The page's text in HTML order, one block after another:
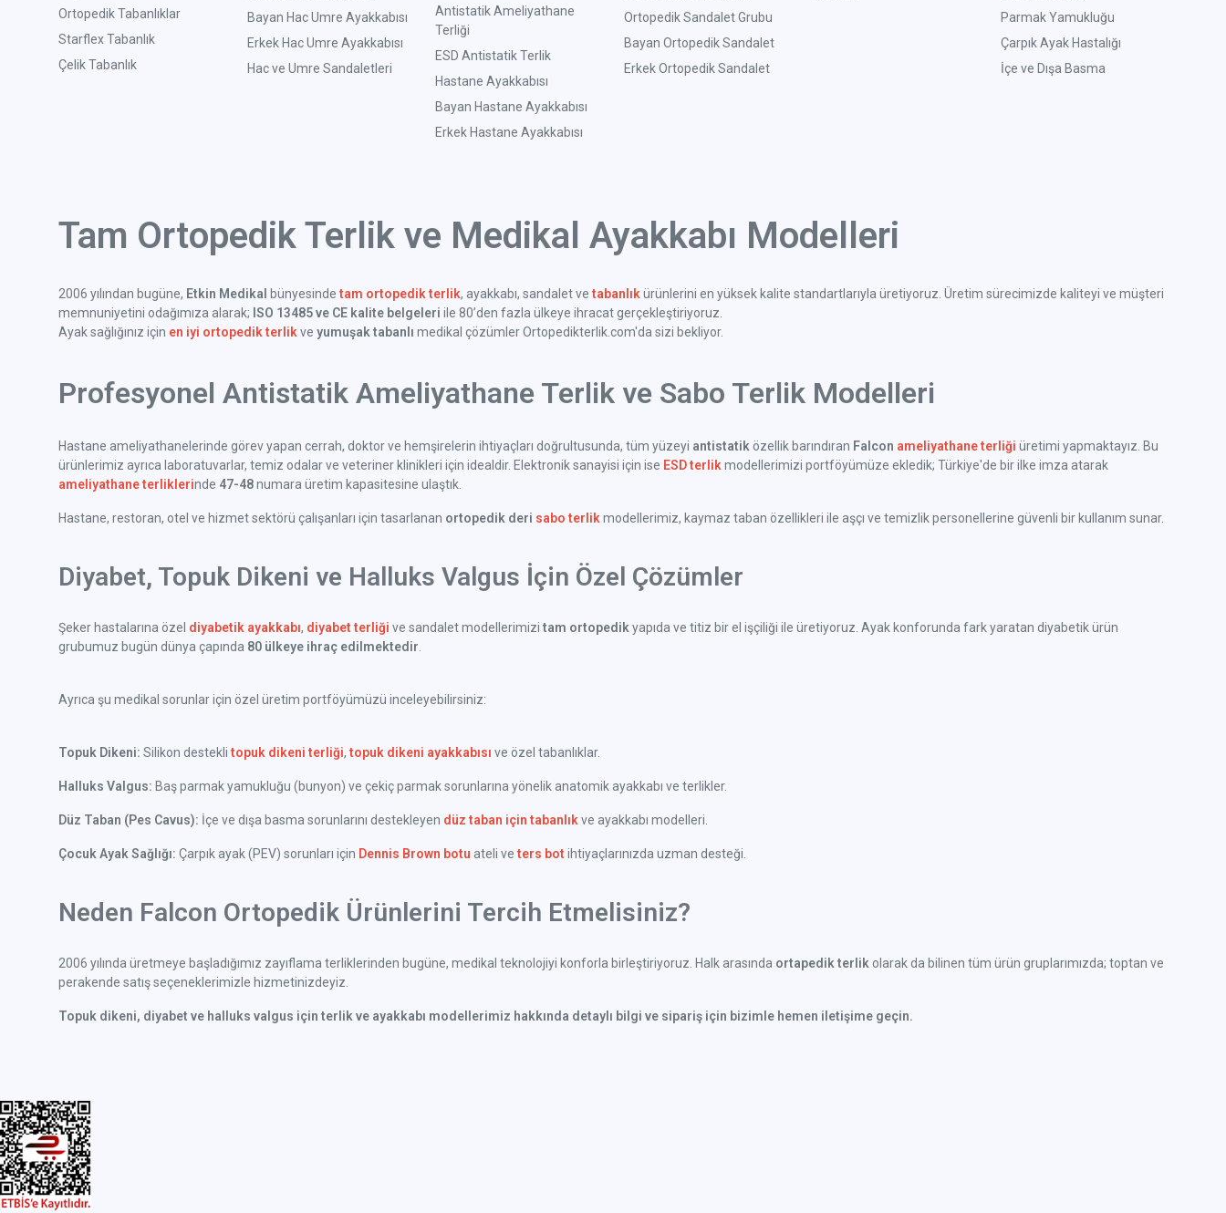
Ortopedik Tabanlıklar
Starflex Tabanlık
Çelik Tabanlık
Bayan Hac Umre Ayakkabısı
Erkek Hac Umre Ayakkabısı
Hac ve Umre Sandaletleri
Antistatik Ameliyathane
Terliği
ESD Antistatik Terlik
Hastane Ayakkabısı
Bayan Hastane Ayakkabısı
Erkek Hastane Ayakkabısı
Ortopedik Sandalet Grubu
Bayan Ortopedik Sandalet
Erkek Ortopedik Sandalet
Parmak Yamukluğu
Çarpık Ayak Hastalığı
İçe ve Dışa Basma
Tam Ortopedik Terlik ve Medikal Ayakkabı Modelleri
2006 yılından bugüne, Etkin Medikal bünyesindetam ortopedik terlik, ayakkabı, sandalet vetabanlık ürünlerini en yüksek kalite standartlarıyla üretiyoruz. Üretim sürecimizde kaliteyi ve müşteri
memnuniyetini odağımıza alarak; ISO 13485 ve CE kalite belgeleri ile 80’den fazla ülkeye ihracat gerçekleştiriyoruz.
Ayak sağlığınız için en iyi ortopedik terlik ve yumuşak tabanlı medikal çözümler Ortopedikterlik.com'da sizi bekliyor.
Profesyonel Antistatik Ameliyathane Terlik ve Sabo Terlik Modelleri
Hastane ameliyathanelerinde görev yapan cerrah, doktor ve hemşirelerin ihtiyaçları doğrultusunda, tüm yüzeyi antistatik özellik barındıran Falcon ameliyathane terliği üretimi yapmaktayız. Bu
ürünlerimiz ayrıca laboratuvarlar, temiz odalar ve veteriner klinikleri için idealdir. Elektronik sanayisi için ise ESD terlik modellerimizi portföyümüze ekledik; Türkiye'de bir ilke imza atarak
ameliyathane terliklerinde 47-48numara üretim kapasitesine ulaştık.
Hastane, restoran, otel ve hizmet sektörü çalışanları için tasarlanan ortopedik deri sabo terlik modellerimiz, kaymaz taban özellikleri ile aşçı ve temizlik personellerine güvenli bir kullanım sunar.
Diyabet, Topuk Dikeni ve Halluks Valgus İçin Özel Çözümler
Şeker hastalarına özel diyabetik ayakkabı, diyabet terliği ve sandalet modellerimizi tam ortopedik yapıda ve titiz bir el işçiliği ile üretiyoruz. Ayak konforunda fark yaratan diyabetik ürün
grubumuz bugün dünya çapında 80 ülkeye ihraç edilmektedir
Ayrıca şu medikal sorunlar için özel üretim portföyümüzü inceleyebilirsiniz:
Topuk Dikeni: Silikon desteklitopuk dikeni terliği,topuk dikeni ayakkabısı ve özel tabanlıklar.
Halluks Valgus: Baş parmak yamukluğu (bunyon) ve çekiç parmak sorunlarına yönelik anatomik ayakkabı ve terlikler.
Düz Taban (Pes Cavus): İçe ve dışa basma sorunlarını destekleyen düz taban için tabanlık ve ayakkabı modelleri.
Çocuk Ayak Sağlığı: Çarpık ayak (PEV) sorunları için Dennis Brown botu ateli veters bot ihtiyaçlarınızda uzman desteği.
Neden Falcon Ortopedik Ürünlerini Tercih Etmelisiniz?
2006 yılında üretmeye başladığımız zayıflama terliklerinden bugüne, medikal teknolojiyi konforla birleştiriyoruz. Halk arasında ortapedik terlik olarak da bilinen tüm ürün gruplarımızda; toptan ve
perakende satış seçeneklerimizle hizmetinizdeyiz.
Topuk dikeni, diyabet ve halluks valgus için terlik ve ayakkabı modellerimiz hakkında detaylı bilgi ve sipariş için bizimle hemen iletişime geçin.